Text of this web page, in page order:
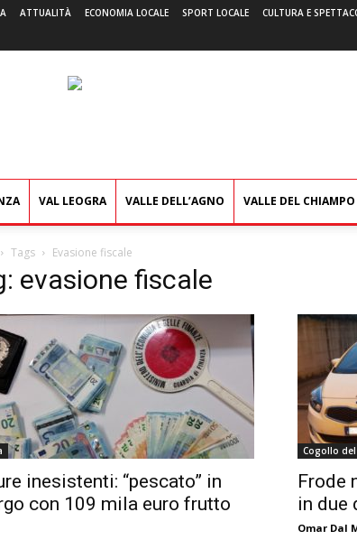
ATTUALITÀ ECONOMIA LOCALE SPORT LOCALE CULTURA E
VAL LEOGRA VALLE DELL’AGNO VALLE DEL CHIAMPO
Tags Evasione fiscale
evasione fiscale
inesistenti: “pescato” in
con 109 mila euro frutto
Cogollo
Frode
in due
Omar Dal